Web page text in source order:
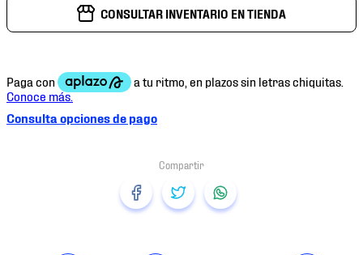
CONSULTAR INVENTARIO EN TIENDA
Consulta opciones de pago